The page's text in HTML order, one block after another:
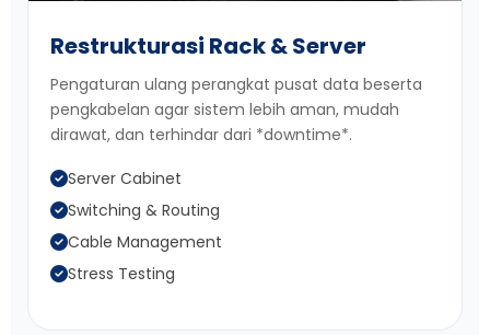
Restrukturasi Rack & Server
Pengaturan ulang perangkat pusat data beserta
pengkabelan agar sistem lebih aman, mudah
dirawat, dan terhindar dari *downtime*.
Server Cabinet
Switching & Routing
Cable Management
Stress Testing